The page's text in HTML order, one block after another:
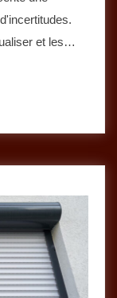
et les…